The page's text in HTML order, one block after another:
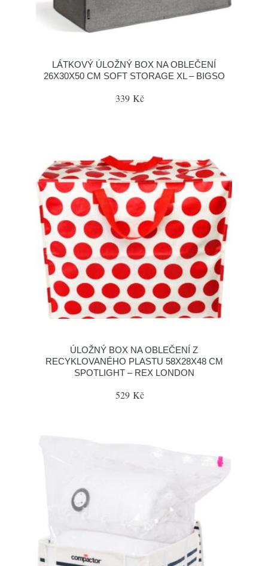
LÁTKOVÝ ÚLOŽNÝ BOX NA OBLEČENÍ
26X30X50 CM SOFT STORAGE XL – BIGSO
339 Kč
ÚLOŽNÝ BOX NA OBLEČENÍ Z
RECYKLOVANÉHO PLASTU 58X28X48 CM
SPOTLIGHT – REX LONDON
529 Kč